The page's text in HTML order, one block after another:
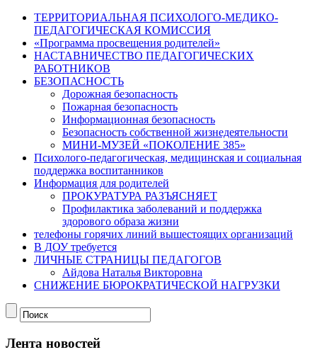
ТЕРРИТОРИАЛЬНАЯ ПСИХОЛОГО-МЕДИКО-
ПЕДАГОГИЧЕСКАЯ КОМИССИЯ
«Программа просвещения родителей»
НАСТАВНИЧЕСТВО ПЕДАГОГИЧЕСКИХ
РАБОТНИКОВ
БЕЗОПАСНОСТЬ
Дорожная безопасность
Пожарная безопасность
Информационная безопасность
Безопасность собственной жизнедеятельности
МИНИ-МУЗЕЙ «ПОКОЛЕНИЕ 385»
Психолого-педагогическая, медицинская и социальная
поддержка воспитанников
Информация для родителей
ПРОКУРАТУРА РАЗЪЯСНЯЕТ
Профилактика заболеваний и поддержка
здорового образа жизни
телефоны горячих линий вышестоящих организаций
В ДОУ требуется
ЛИЧНЫЕ СТРАНИЦЫ ПЕДАГОГОВ
Айдова Наталья Викторовна
СНИЖЕНИЕ БЮРОКРАТИЧЕСКОЙ НАГРУЗКИ
Лента новостей